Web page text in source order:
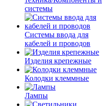
системы
Системы ввода для
кабелей и проводов
Изделия крепежные
Колодки клеммные
Лампы